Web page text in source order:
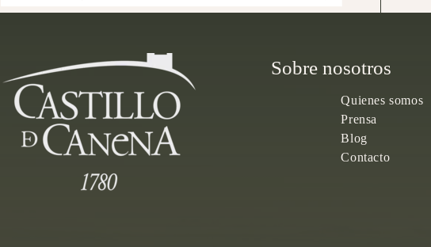
Sobre nosotros
Quienes somos
Prensa
Blog
Contacto